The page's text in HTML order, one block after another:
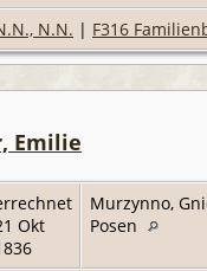
N.N. | F316
Emilie
Okt
Murzynno,
Posen